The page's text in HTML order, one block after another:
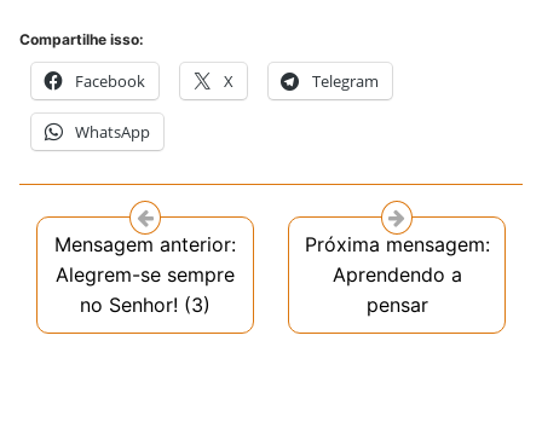
Compartilhe isso:
Facebook X Telegram
WhatsApp
Mensagem anterior:
Alegrem-se sempre
no Senhor! (3)
Próxima mensagem:
Aprendendo a
pensar